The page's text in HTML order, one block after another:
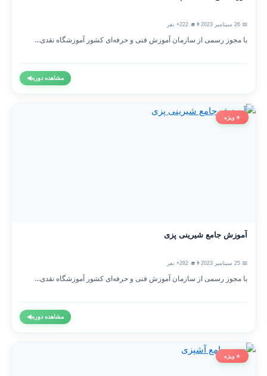
👨‍🎓 222+ نفر
با مجوز رسمی از سازمان آموزش فنی و حرفه‌ای کشور آموزشگاه نقدی...
مشاهده دوره◀
⭐ ویژه
آموزش جامع شیرینی پزی
👨‍🎓 282+ نفر
با مجوز رسمی از سازمان آموزش فنی و حرفه‌ای کشور آموزشگاه نقدی...
مشاهده دوره◀
⭐ ویژه